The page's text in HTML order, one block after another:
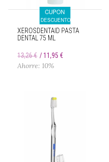
CUPON
DESCUENTO
XEROSDENTAID PASTA
DENTAL 75 ML
13,26 € 11,95 €
Ahorre: 10%